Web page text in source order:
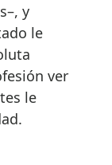
y
le
ver
le